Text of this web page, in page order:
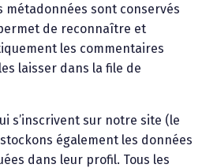
métadonnées sont conservés
de reconnaître et
les commentaires
laisser dans la file de
s’inscrivent sur notre site (le
également les données
dans leur profil. Tous les